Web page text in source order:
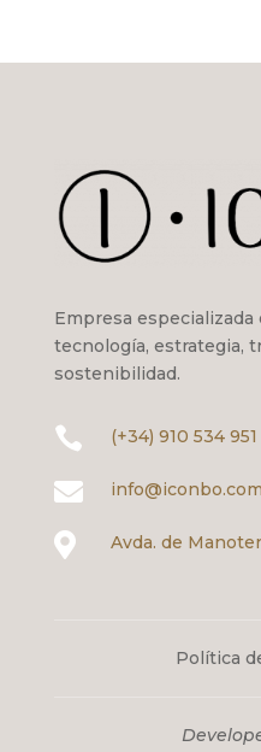
Empresa
tecnología, estrategia,
sostenibilidad.
 (+34) 910 534 951
 info@iconbo.com
 Avda. de
Política